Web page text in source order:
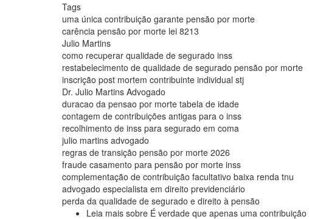
Tags
uma única contribuição garante pensão por morte
carência pensão por morte lei 8213
Julio Martins
como recuperar qualidade de segurado inss
restabelecimento de qualidade de segurado pensão por morte
inscrição post mortem contribuinte individual stj
Dr. Julio Martins Advogado
duracao da pensao por morte tabela de idade
contagem de contribuições antigas para o inss
recolhimento de inss para segurado em coma
julio martins advogado
regras de transição pensão por morte 2026
fraude casamento para pensão por morte inss
complementação de contribuição facultativo baixa renda tnu
advogado especialista em direito previdenciário
perda da qualidade de segurado e direito à pensão
Leia mais sobre É verdade que apenas uma